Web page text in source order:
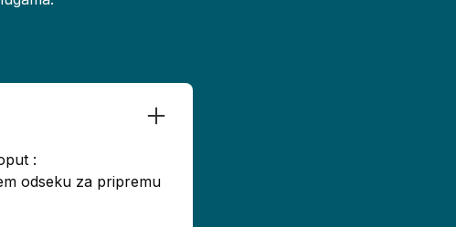
:
odseku za pripremu